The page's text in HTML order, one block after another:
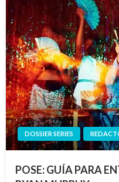
DOSSIER SERIES
POSE: GUÍA PARA